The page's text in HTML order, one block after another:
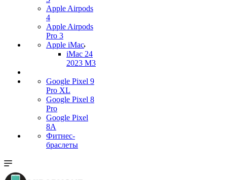
Apple Airpods
4
Apple Airpods
Pro 3
Apple iMac
iMac 24
2023 M3
Google Pixel 9
Pro XL
Google Pixel 8
Pro
Google Pixel
8A
Фитнес-
браслеты